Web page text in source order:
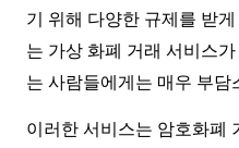
기 위해 다양한 규제를 받
는 가상 화폐 거래 서비스
는 사람들에게는 매우 부담
이러한 서비스는 암호화폐